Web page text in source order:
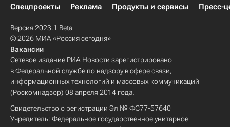
Спецпроекты
Реклама Продукты и сервисы Пресс-
Версия 2023.1 Beta
© 2026 МИА «Россия сегодня»
Вакансии
Сетевое издание РИА Новости зарегистрировано
в Федеральной службе по надзору в сфере связи,
информационных технологий и массовых коммуникаций
(Роскомнадзор) 08 апреля 2014 года.
Свидетельство о регистрации Эл № ФС77-57640
Учредитель: Федеральное государственное унитарное